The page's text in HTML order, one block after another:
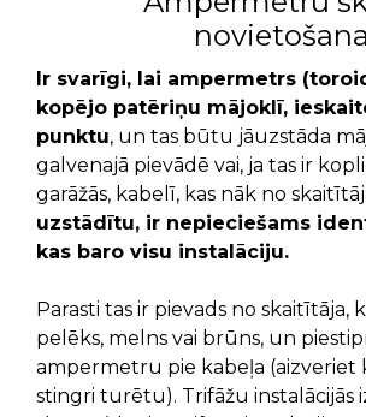
novietošana
Ir svarīgi, lai ampermetrs
kopējo patēriņu mājoklī,
punktu, un tas būtu jāuzstāda
galvenajā pievādē vai, ja tas ir
garāžās, kabelī, kas nāk no
uzstādītu, ir nepieciešams
kas baro visu instalāciju.
Parasti tas ir pievads no skaitītāja,
pelēks, melns vai brūns, un
ampermetru pie kabeļa (aizveriet
stingri turētu). Trifāžu instalācijās